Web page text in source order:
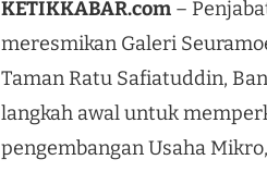
KETIKKABAR.com –
meresmikan Galeri
Taman Ratu Safiatuddin,
langkah awal untuk
pengembangan Usaha